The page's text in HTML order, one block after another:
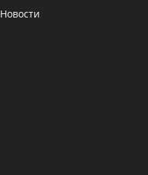
Новости